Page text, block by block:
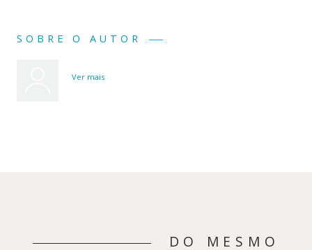
SOBRE O AUTOR
Ver mais
DO MESMO